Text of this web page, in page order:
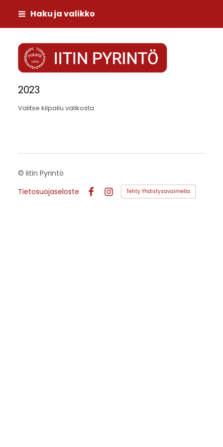
Siirry
sivun
sisältöön
Haku ja valikko
Iitin Pyrintö
2023
Valitse kilpailu valikosta.
© Iitin Pyrintö
Tietosuojaseloste
Instagram
Tehty Yhdistysavaimella